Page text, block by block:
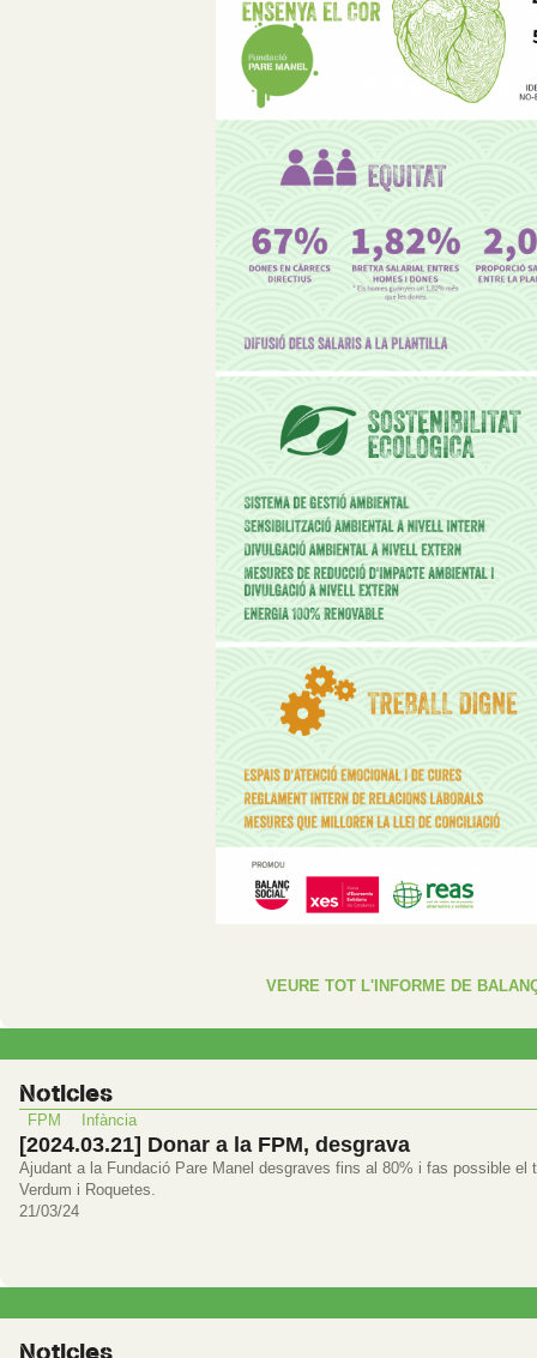
VEURE TOT L'INFORME DE
Noticies
FPM Infància
[2024.03.21] Donar a la FPM, desgrava
Ajudant a la Fundació Pare Manel desgraves fins al 80% i fas possible
Verdum i Roquetes.
21/03/24
Noticies